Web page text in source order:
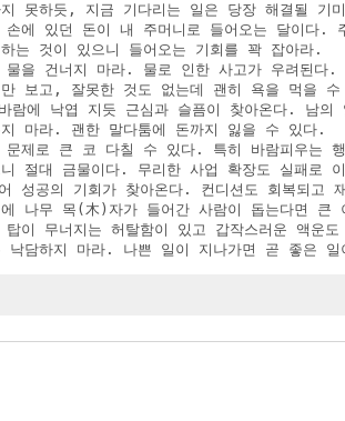
못하듯, 지금 기다리는 일은 당장 해결될 기
에 있던 돈이 내 주머니로 들어오는 달이다.
는 것이 있으니 들어오는 기회를 꽉 잡아라.
을 건너지 마라. 물로 인한 사고가 우려된다.
보고, 잘못한 것도 없는데 괜히 욕을 먹을 수
에 낙엽 지듯 근심과 슬픔이 찾아온다. 남의
마라. 괜한 말다툼에 돈까지 잃을 수 있다.
제로 큰 코 다칠 수 있다. 특히 바람피우는 행
절대 금물이다. 무리한 사업 확장도 실패로
성공의 기회가 찾아온다. 컨디션도 회복되고
나무 목(木)자가 들어간 사람이 돕는다면 큰
이 무너지는 허탈함이 있고 갑작스러운 액운
담하지 마라. 나쁜 일이 지나가면 곧 좋은 일